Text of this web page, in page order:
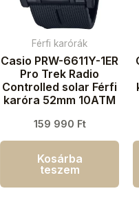
Férfi karórák
Casio PRW-6611Y-1ER
Pro Trek Radio
Controlled solar Férfi
karóra 52mm 10ATM
159 990 Ft
Kosárba
teszem